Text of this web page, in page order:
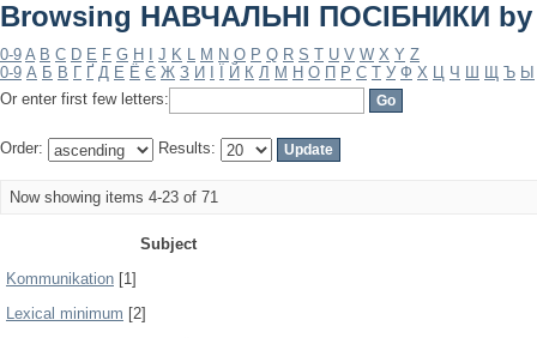
Browsing НАВЧАЛЬНІ ПОСІБНИКИ by
0-9 A B C D E F G H J K L M N O P Q R S T U V W X Y Z
0-9 А Б В Г Ґ Д Е Ё Є Ж З И Й К Л М Н О П Р С Т У Ф Х Ц Ч Ш Щ Ъ Ы
Or enter first few letters:
Order: Results:
Now showing items 4-23 of 71
Subject
Kommunikation [1]
Lexical minimum [2]